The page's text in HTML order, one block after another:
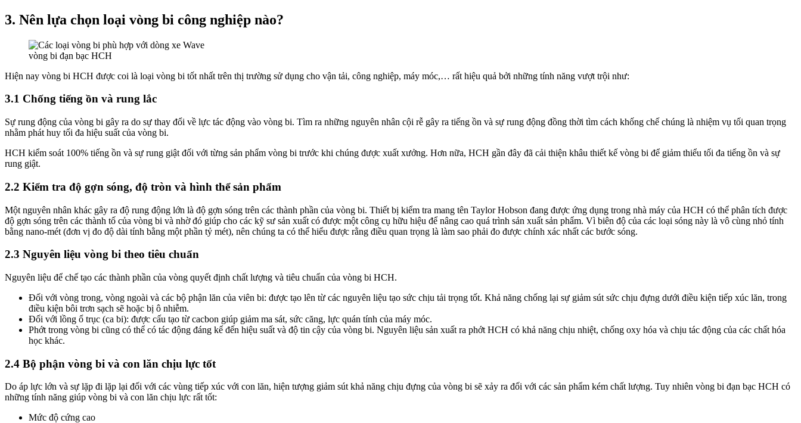
3. Nên lựa chọn loại vòng bi công nghiệp nào?
vòng bi đạn bạc HCH
Hiện nay vòng bi HCH được coi là loại vòng bi tốt nhất trên thị trường sử dụng cho vận tải, công nghiệp, máy móc,… rất hiệu quả bởi những tính năng vượt trội như:
3.1 Chống tiếng ồn và rung lắc
Sự rung động của vòng bi gây ra do sự thay đổi về lực tác động vào vòng bi. Tìm ra những nguyên nhân cội rễ gây ra tiếng ồn và sự rung động đồng thời tìm cách khống chế chúng là nhiệm vụ tối quan trọng
nhằm phát huy tối đa hiệu suất của vòng bi.
HCH kiểm soát 100% tiếng ồn và sự rung giật đối với từng sản phẩm vòng bi trước khi chúng được xuất xưởng. Hơn nữa, HCH gần đây đã cải thiện khâu thiết kế vòng bi để giảm thiểu tối đa tiếng ồn và sự
rung giật.
2.2 Kiểm tra độ gợn sóng, độ tròn và hình thể sản phẩm
Một nguyên nhân khác gây ra độ rung động lớn là độ gợn sóng trên các thành phần của vòng bi. Thiết bị kiểm tra mang tên Taylor Hobson đang được ứng dụng trong nhà máy của HCH có thể phân tích được
độ gợn sóng trên các thành tố của vòng bi và nhờ đó giúp cho các kỹ sư sản xuất có được một công cụ hữu hiệu để nâng cao quá trình sản xuất sản phẩm. Vì biên độ của các loại sóng này là vô cùng nhỏ tính
bằng nano-mét (đơn vị đo độ dài tính bằng một phần tỷ mét), nên chúng ta có thể hiểu được rằng điều quan trọng là làm sao phải đo được chính xác nhất các bước sóng.
2.3 Nguyên liệu vòng bi theo tiêu chuẩn
Nguyên liệu để chế tạo các thành phần của vòng quyết định chất lượng và tiêu chuẩn của vòng bi HCH.
Đối với vòng trong, vòng ngoài và các bộ phận lăn của viên bi: được tạo lên từ các nguyên liệu tạo sức chịu tải trọng tốt. Khả năng chống lại sự giảm sút sức chịu đựng dưới điều kiện tiếp xúc lăn, trong
điều kiện bôi trơn sạch sẽ hoặc bị ô nhiễm.
Đối với lồng ổ trục (ca bi): được cấu tạo từ cacbon giúp giảm ma sát, sức căng, lực quán tính của máy móc.
Phớt trong vòng bi cũng có thể có tác động đáng kể đến hiệu suất và độ tin cậy của vòng bi. Nguyên liệu sản xuất ra phớt HCH có khả năng chịu nhiệt, chống oxy hóa và chịu tác động của các chất hóa
học khác.
2.4 Bộ phận vòng bi và con lăn chịu lực tốt
Do áp lực lớn và sự lặp đi lặp lại đối với các vùng tiếp xúc với con lăn, hiện tượng giảm sút khả năng chịu đựng của vòng bi sẽ xảy ra đối với các sản phẩm kém chất lượng. Tuy nhiên vòng bi đạn bạc HCH có
những tính năng giúp vòng bi và con lăn chịu lực rất tốt:
Mức độ cứng cao